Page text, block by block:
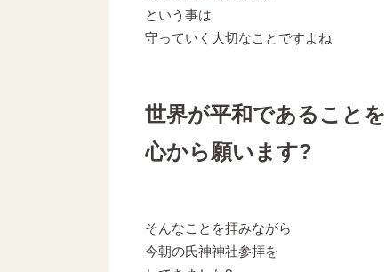
という事は
守っていく大切なことですよね
世界が平和であることを
心から願います?
そんなことを拝みながら
今朝の氏神神社参拝を